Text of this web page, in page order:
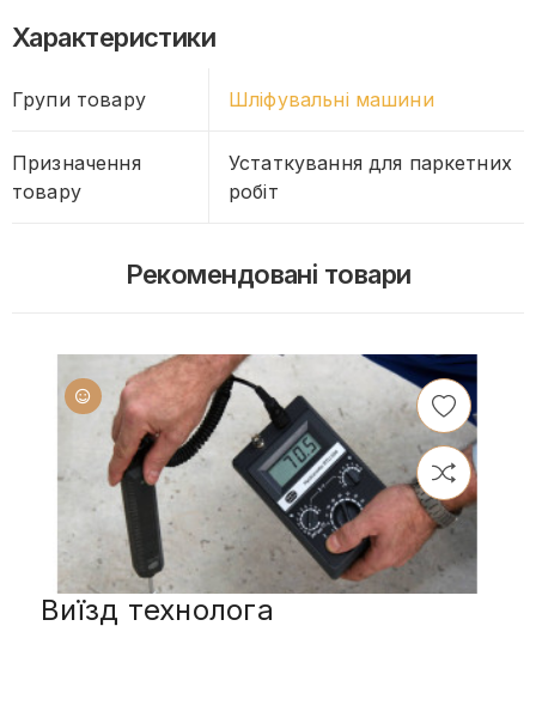
Характеристики
Групи товару Шліфувальні машини
Призначення
товару
Устаткування для паркетних
робіт
Рекомендовані товари
Виїзд технолога